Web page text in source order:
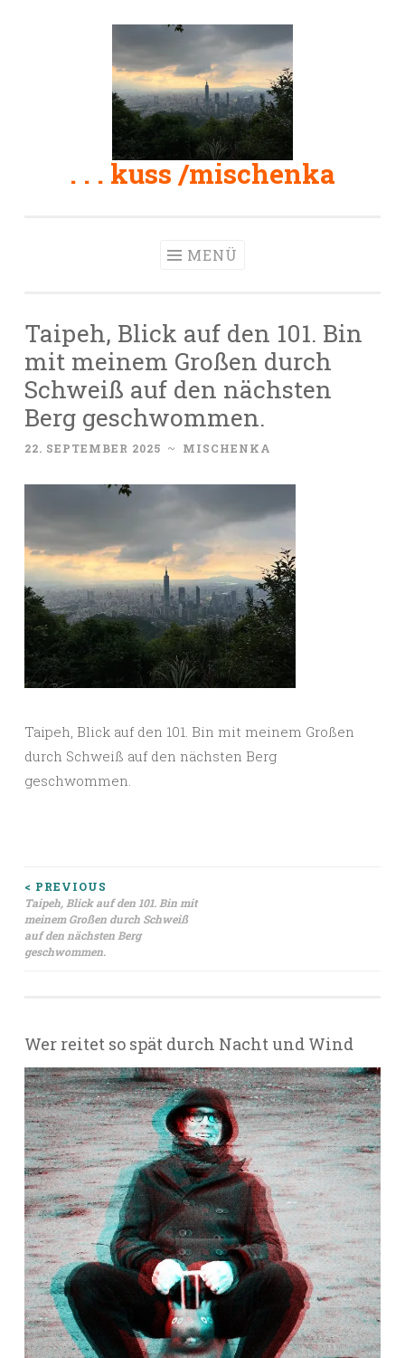
. . . kuss /mischenka
MENÜ
Taipeh, Blick auf den 101. Bin
mit meinem Großen durch
Schweiß auf den nächsten
Berg geschwommen.
22. SEPTEMBER 2025 ~ MISCHENKA
Taipeh, Blick auf den 101. Bin mit meinem Großen
durch Schweiß auf den nächsten Berg
geschwommen.
Beitragsnavigation
< PREVIOUS
Taipeh, Blick auf den 101. Bin mit
meinem Großen durch Schweiß
auf den nächsten Berg
geschwommen.
Wer reitet so spät durch Nacht und Wind